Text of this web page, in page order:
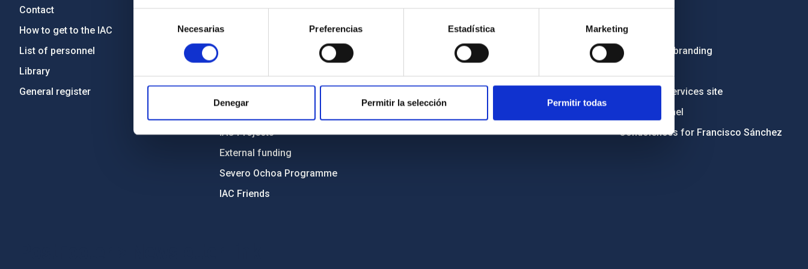
consentimiento
Necesarias Preferencias Estadística Marketing
Denegar Permitir la selección Permitir todas
Contact
How to get to the IAC
List of personnel
Library
General register
Legislation
Transparency
Code of ethics and anti-fraud policy
Environment and Sustainability
Forever IAC
IAC Projects
External funding
Severo Ochoa Programme
IAC Friends
Sitemap
Privacy policy
Legal notice
Employment
Tenders
Institutional branding
Electronic services site
Ethics channel
Condolences for Francisco Sánchez